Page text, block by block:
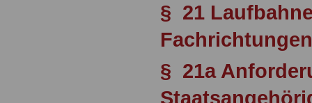
§ 21
Fachrichtungen
§ 21a